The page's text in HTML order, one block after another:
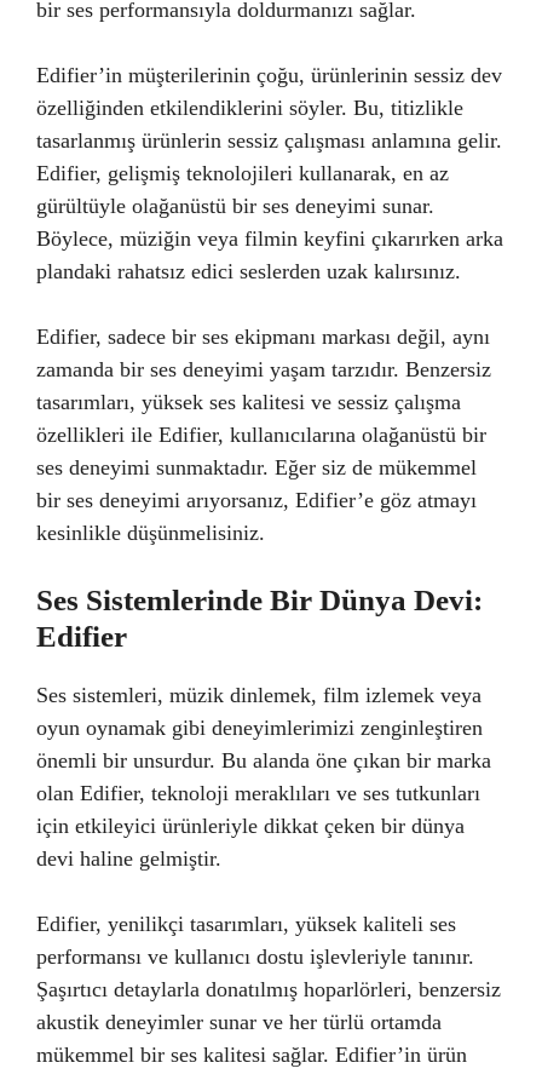
bir ses performansıyla doldurmanızı sağlar.
Edifier’in müşterilerinin çoğu, ürünlerinin sessiz dev
özelliğinden etkilendiklerini söyler. Bu, titizlikle
tasarlanmış ürünlerin sessiz çalışması anlamına gelir.
Edifier, gelişmiş teknolojileri kullanarak, en az
gürültüyle olağanüstü bir ses deneyimi sunar.
Böylece, müziğin veya filmin keyfini çıkarırken arka
plandaki rahatsız edici seslerden uzak kalırsınız.
Edifier, sadece bir ses ekipmanı markası değil, aynı
zamanda bir ses deneyimi yaşam tarzıdır. Benzersiz
tasarımları, yüksek ses kalitesi ve sessiz çalışma
özellikleri ile Edifier, kullanıcılarına olağanüstü bir
ses deneyimi sunmaktadır. Eğer siz de mükemmel
bir ses deneyimi arıyorsanız, Edifier’e göz atmayı
kesinlikle düşünmelisiniz.
Ses Sistemlerinde Bir Dünya Devi:
Edifier
Ses sistemleri, müzik dinlemek, film izlemek veya
oyun oynamak gibi deneyimlerimizi zenginleştiren
önemli bir unsurdur. Bu alanda öne çıkan bir marka
olan Edifier, teknoloji meraklıları ve ses tutkunları
için etkileyici ürünleriyle dikkat çeken bir dünya
devi haline gelmiştir.
Edifier, yenilikçi tasarımları, yüksek kaliteli ses
performansı ve kullanıcı dostu işlevleriyle tanınır.
Şaşırtıcı detaylarla donatılmış hoparlörleri, benzersiz
akustik deneyimler sunar ve her türlü ortamda
mükemmel bir ses kalitesi sağlar. Edifier’in ürün